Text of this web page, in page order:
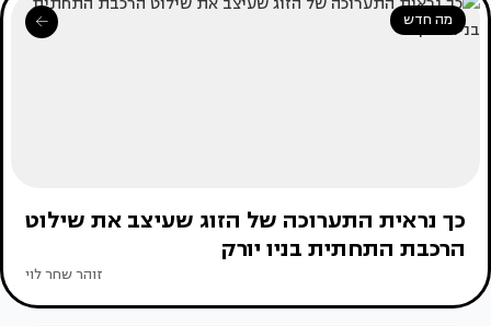
מה חדש
כך נראית התערוכה של הזוג שעיצב את שילוט
הרכבת התחתית בניו יורק
זוהר שחר לוי